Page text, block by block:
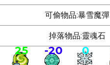
可偷物品:暴雪魔彈
掉落物品:靈魂石
25 -20 0